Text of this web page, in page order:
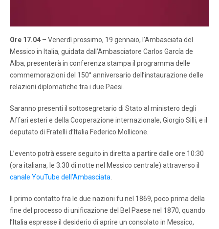
Ore 17.04 – Venerdì prossimo, 19 gennaio, l’Ambasciata del
Messico in Italia, guidata dall’Ambasciatore Carlos García de
Alba, presenterà in conferenza stampa il programma delle
commemorazioni del 150° anniversario dell’instaurazione delle
relazioni diplomatiche tra i due Paesi.
Saranno presenti il sottosegretario di Stato al ministero degli
Affari esteri e della Cooperazione internazionale, Giorgio Silli, e il
deputato di Fratelli d’Italia Federico Mollicone.
L’evento potrà essere seguito in diretta a partire dalle ore 10:30
(ora italiana, le 3:30 di notte nel Messico centrale) attraverso il
canale YouTube dell’Ambasciata
Il primo contatto fra le due nazioni fu nel 1869, poco prima della
fine del processo di unificazione del Bel Paese nel 1870, quando
l’Italia espresse il desiderio di aprire un consolato in Messico,